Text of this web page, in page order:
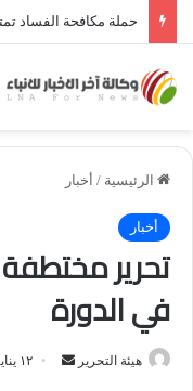
الرئيسية / أخبار
أخبار
تحرير
في الدورة
هيئة التحرير
أرسل ١٢ يناير، ٢٠٢٥